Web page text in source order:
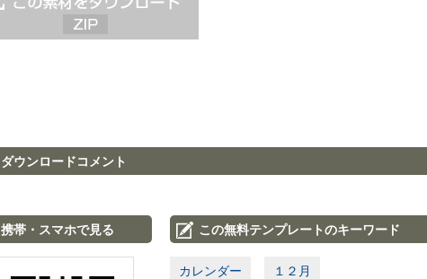
ダウンロードコメント
携帯・スマホで見る この無料テンプレートのキーワード
カレンダー １２月